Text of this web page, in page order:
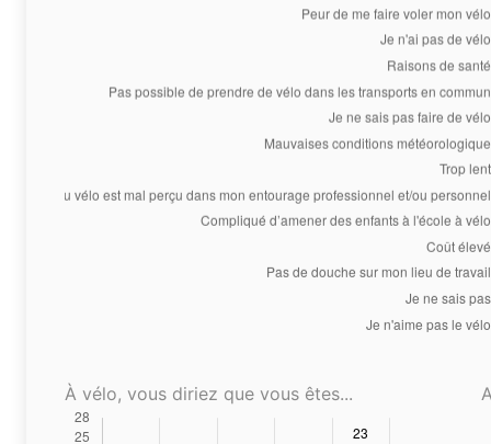
À vélo, vous diriez que vous êtes...